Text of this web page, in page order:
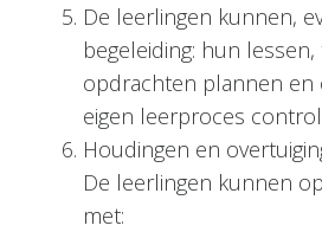
De leerlingen kunnen,
begeleiding: hun
opdrachten plannen en
eigen leerproces
Houdingen en
De leerlingen kunnen
met: